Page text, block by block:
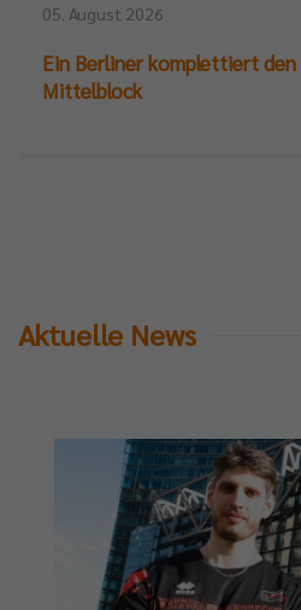
05. August 2026
Ein Berliner komplettiert den
Mittelblock
Aktuelle News